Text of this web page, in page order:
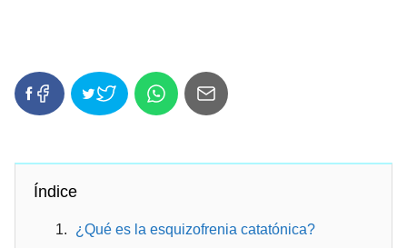
Índice
¿Qué es la esquizofrenia catatónica?